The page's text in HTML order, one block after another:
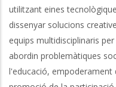
utilitzant eines
dissenyar solucions
equips multidisciplinaris
abordin problemàtiques
l'educació,